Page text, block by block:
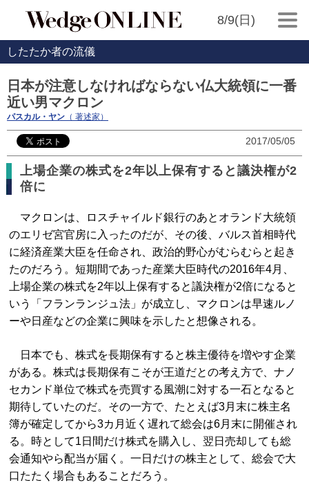
8/9(日)
したたか者の流儀
日本が注意しなければならない仏大統領に一番
近い男マクロン
パスカル・ヤン （ 著述家）
2017/05/05
上場企業の株式を2年以上保有すると議決権が2
倍に
マクロンは、ロスチャイルド銀行のあとオランド大統領
のエリゼ宮官房に入ったのだが、その後、バルス首相時代
に経済産業大臣を任命され、政治的野心がむらむらと起き
たのだろう。短期間であった産業大臣時代の2016年4月、
上場企業の株式を2年以上保有すると議決権が2倍になると
いう「フランランジュ法」が成立し、マクロンは早速ルノ
ーや日産などの企業に興味を示したと想像される。
日本でも、株式を長期保有すると株主優待を増やす企業
がある。株式は長期保有こそが王道だとの考え方で、ナノ
セカンド単位で株式を売買する風潮に対する一石となると
期待していたのだ。その一方で、たとえば3月末に株主名
簿が確定してから3カ月近く遅れて総会は6月末に開催され
る。時として1日間だけ株式を購入し、翌日売却しても総
会通知やら配当が届く。一日だけの株主として、総会で大
口たたく場合もあることだろう。